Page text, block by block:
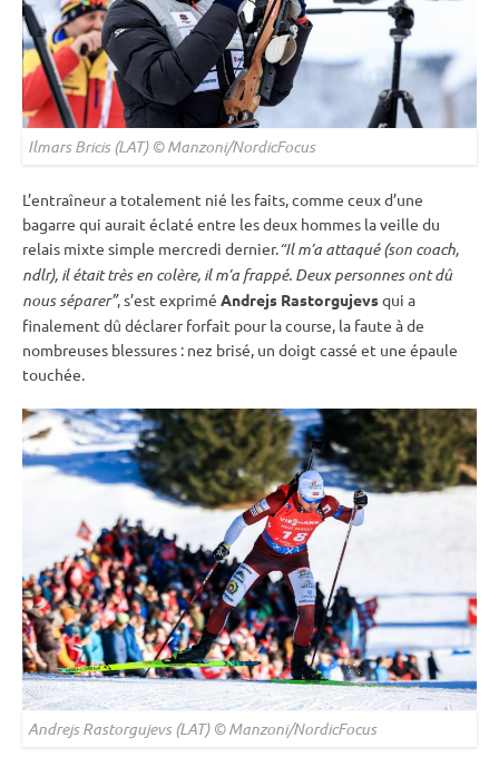
Ilmars Bricis (LAT) © Manzoni/NordicFocus
L’entraîneur a totalement nié les faits, comme ceux d’une
bagarre qui aurait éclaté entre les deux hommes la veille du
relais mixte simple mercredi dernier.“Il m’a attaqué (son coach,
ndlr), il était très en colère, il m’a frappé. Deux personnes ont dû
nous séparer”, s’est exprimé Andrejs Rastorgujevsqui a
finalement dû déclarer forfait pour la course, la faute à de
nombreuses blessures : nez brisé, un doigt cassé et une épaule
touchée.
Andrejs Rastorgujevs (LAT) © Manzoni/NordicFocus